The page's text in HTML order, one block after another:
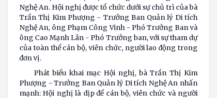
Nghệ An. Hội nghị được tổ chức dưới sự chủ trì của bà
Trần Thị Kim Phượng - Trưởng Ban Quản lý Di tích
Nghệ An, ông Phạm Công Vinh - Phó Trưởng Ban và
ông Cao Mạnh Lân - Phó Trưởng ban, với sự tham dự
của toàn thể cán bộ, viên chức, người lao động trong
đơn vị.
Phát biểu khai mạc Hội nghị, bà Trần Thị Kim
Phượng - Trưởng Ban Quản lý Di tích Nghệ An nhấn
mạnh: Hội nghị là dịp để cán bộ, viên chức và người